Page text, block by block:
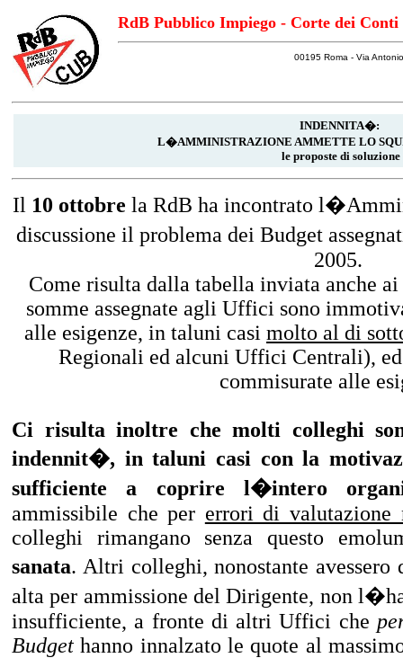
RdB Pubblico Impiego - Corte dei Conti
00195 Roma - Via
INDENNITA�:
L�AMMINISTRAZIONE AMMETTE LO
le proposte di soluzione
Il 10 ottobre la RdB ha incontrato
discussione il problema dei Budget
2005.
Come risulta dalla tabella inviata anche
somme assegnate agli Uffici sono
alle esigenze, in taluni casi molto al di
Regionali ed alcuni Uffici Centrali),
commisurate alle
Ci risulta inoltre che molti colleghi
indennit�, in taluni casi con la
sufficiente a coprire l�intero
ammissibile che per errori di valutazione
colleghi rimangano senza questo
sanata. Altri colleghi, nonostante
alta per ammissione del Dirigente, non
insufficiente, a fronte di altri Uffici che
Budget hanno innalzato le quote al